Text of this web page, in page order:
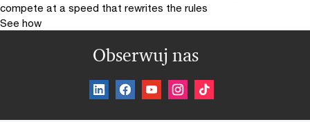
compete at a speed that rewrites the rules
See how
Obserwuj nas